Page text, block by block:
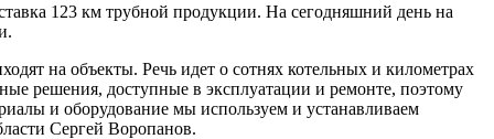
123 км трубной продукции. На сегодняшний день на
на объекты. Речь идет о сотнях котельных и километрах
решения, доступные в эксплуатации и ремонте, поэтому
и оборудование мы используем и устанавливаем
Сергей Воропанов.